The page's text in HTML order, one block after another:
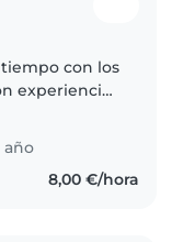
con los
experiencia
y ganas
los juegos,..
año
8,00 €/hora